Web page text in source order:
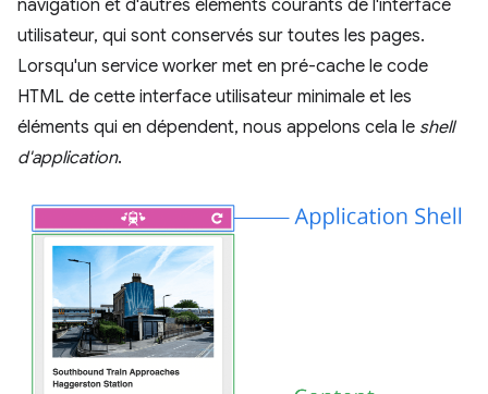
navigation et d'autres éléments courants de l'interface
utilisateur, qui sont conservés sur toutes les pages.
Lorsqu'un service worker met en pré-cache le code
HTML de cette interface utilisateur minimale et les
éléments qui en dépendent, nous appelons cela le shell
d'application.